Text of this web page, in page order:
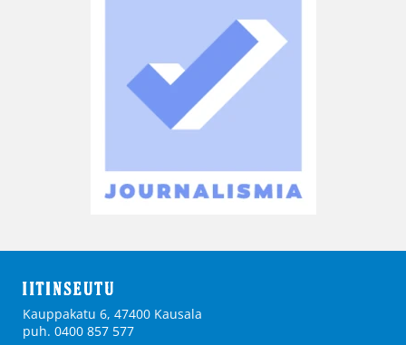
Kauppakatu 6, 47400 Kausala
puh. 0400 857 577